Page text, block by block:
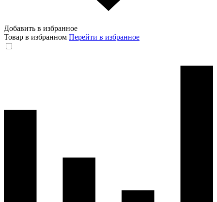
Добавить в избранное
Товар в избранном Перейти в избранное